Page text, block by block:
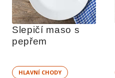
Slepičí maso s
pepřem
HLAVNÍ CHODY